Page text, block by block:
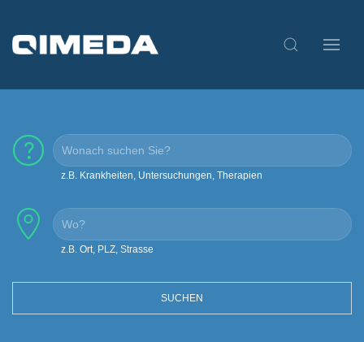
z.B. Krankheiten, Untersuchungen, Therapien
z.B. Ort, PLZ, Strasse
SUCHEN